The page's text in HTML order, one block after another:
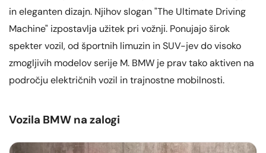
in eleganten dizajn. Njihov slogan "The Ultimate Driving
Machine" izpostavlja užitek pri vožnji. Ponujajo širok
spekter vozil, od športnih limuzin in SUV-jev do visoko
zmogljivih modelov serije M. BMW je prav tako aktiven na
področju električnih vozil in trajnostne mobilnosti.
Vozila BMW na zalogi